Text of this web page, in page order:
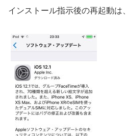
インストール指示後の再起動は、